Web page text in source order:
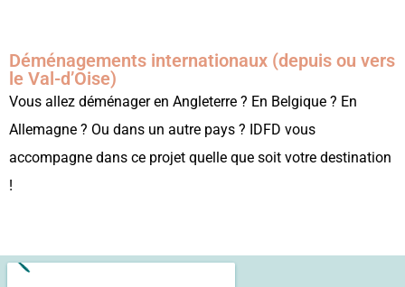
Déménagements internationaux (depuis ou vers
le Val-d’Oise)
Vous allez déménager en Angleterre ? En Belgique ? En
Allemagne ? Ou dans un autre pays ? IDFD vous
accompagne dans ce projet quelle que soit votre destination
!